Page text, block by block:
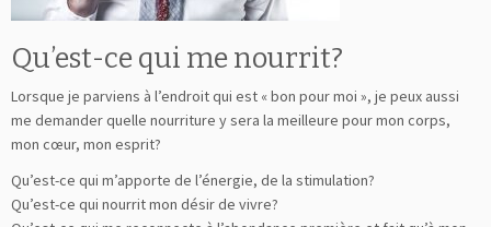
Qu’est-ce qui me nourrit?
Lorsque je parviens à l’endroit qui est « bon pour moi », je peux aussi
me demander quelle nourriture y sera la meilleure pour mon corps,
mon cœur, mon esprit?
Qu’est-ce qui m’apporte de l’énergie, de la stimulation?
Qu’est-ce qui nourrit mon désir de vivre?